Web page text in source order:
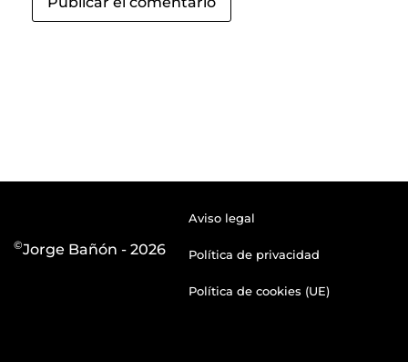
©Jorge Bañón - 2026
Aviso legal
Política de privacidad
Política de cookies (UE)